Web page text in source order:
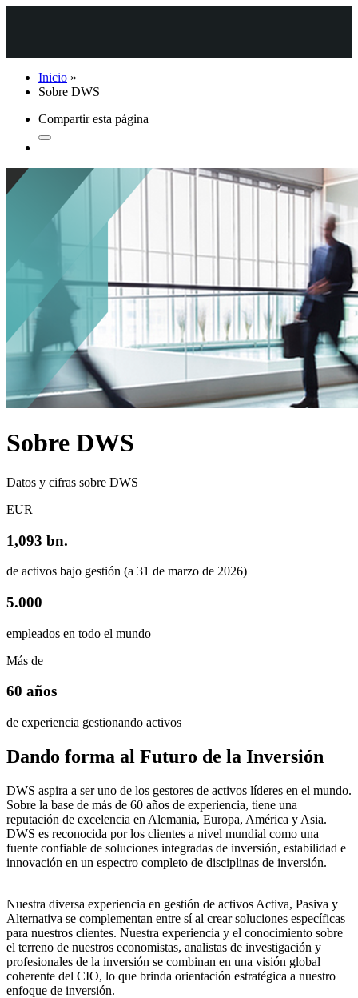
Inicio »
Sobre DWS
Compartir esta página
Sobre DWS
Datos y cifras sobre DWS
EUR
1,093 bn.
de activos bajo gestión (a 31 de marzo de 2026)
5.000
empleados en todo el mundo
Más de
60 años
de experiencia gestionando activos
Dando forma al Futuro de la Inversión
DWS aspira a ser uno de los gestores de activos líderes en el mundo.
Sobre la base de más de 60 años de experiencia, tiene una
reputación de excelencia en Alemania, Europa, América y Asia.
DWS es reconocida por los clientes a nivel mundial como una
fuente confiable de soluciones integradas de inversión, estabilidad e
innovación en un espectro completo de disciplinas de inversión.
Nuestra diversa experiencia en gestión de activos Activa, Pasiva y
Alternativa se complementan entre sí al crear soluciones específicas
para nuestros clientes. Nuestra experiencia y el conocimiento sobre
el terreno de nuestros economistas, analistas de investigación y
profesionales de la inversión se combinan en una visión global
coherente del CIO, lo que brinda orientación estratégica a nuestro
enfoque de inversión.